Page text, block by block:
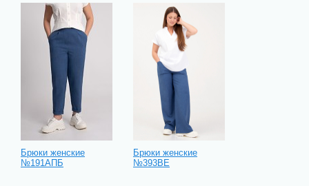
Брюки женские
№191АПБ
Брюки женские
№393ВЕ